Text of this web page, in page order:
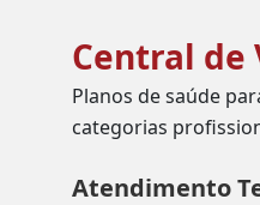
Central de
Planos de saúde
categorias
Atendimento